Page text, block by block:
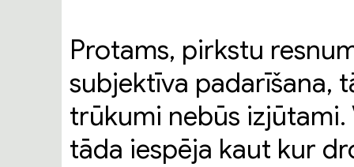
Protams, pirkstu
subjektīva padarīšana,
trūkumi nebūs izjūtami.
tāda iespēja kaut kur